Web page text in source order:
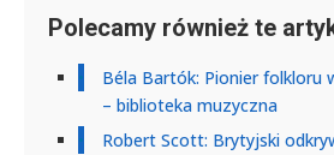
Polecamy również te
Béla Bartók: Pionier folkloru
– biblioteka muzyczna
Robert Scott: Brytyjski